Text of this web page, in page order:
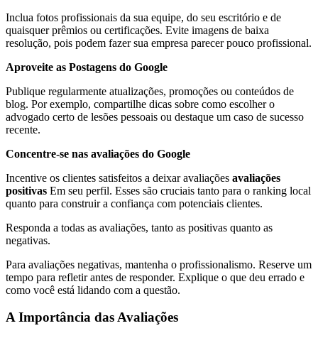
Inclua fotos profissionais da sua equipe, do seu escritório e de
quaisquer prêmios ou certificações. Evite imagens de baixa
resolução, pois podem fazer sua empresa parecer pouco profissional.
Aproveite as Postagens do Google
Publique regularmente atualizações, promoções ou conteúdos de
blog. Por exemplo, compartilhe dicas sobre como escolher o
advogado certo de lesões pessoais ou destaque um caso de sucesso
recente.
Concentre-se nas avaliações do Google
Incentive os clientes satisfeitos a deixar avaliações avaliações
positivas Em seu perfil. Esses são cruciais tanto para o ranking local
quanto para construir a confiança com potenciais clientes.
Responda a todas as avaliações, tanto as positivas quanto as
negativas.
Para avaliações negativas, mantenha o profissionalismo. Reserve um
tempo para refletir antes de responder. Explique o que deu errado e
como você está lidando com a questão.
A Importância das Avaliações